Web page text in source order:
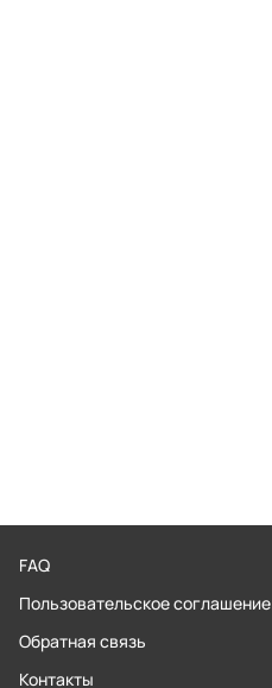
FAQ
Пользовательское соглашение
Обратная связь
Контакты